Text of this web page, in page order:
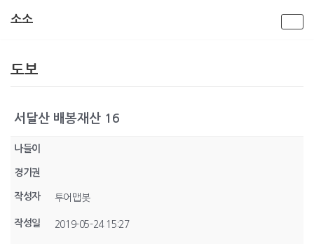
츠
너
기
소소
도보
서달산 배봉재산 16
나들이
경기권
작성자 투어맵봇
작성일 2019-05-24 15:27